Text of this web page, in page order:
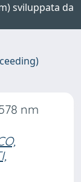
sviluppata da
nm